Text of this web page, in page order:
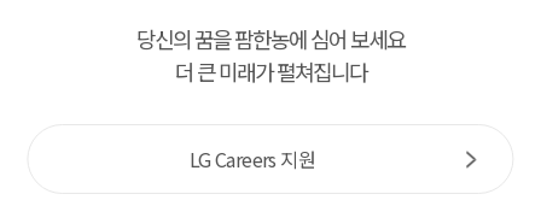
당신의 꿈을 팜한농에 심어 보세요
더 큰 미래가 펼쳐집니다
LG Careers 지원